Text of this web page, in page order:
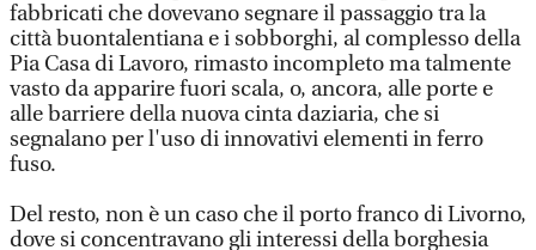
fabbricati che dovevano segnare il passaggio tra la
città buontalentiana e i sobborghi, al complesso della
Pia Casa di Lavoro, rimasto incompleto ma talmente
vasto da apparire fuori scala, o, ancora, alle porte e
alle barriere della nuova cinta daziaria, che si
segnalano per l'uso di innovativi elementi in ferro
fuso.
Del resto, non è un caso che il porto franco di Livorno,
dove si concentravano gli interessi della borghesia